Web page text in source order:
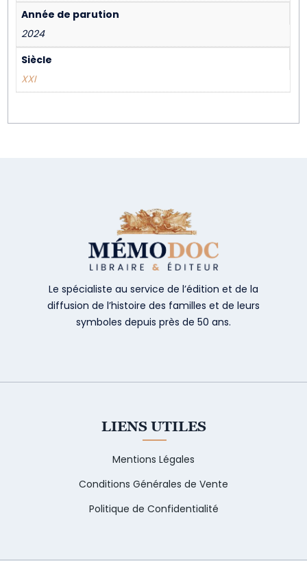
Année de parution
2024
Siècle
XXI
Le spécialiste au service de l’édition et de la
diffusion de l’histoire des familles et de leurs
symboles depuis près de 50 ans.
LIENS UTILES
Mentions Légales
Conditions Générales de Vente
Politique de Confidentialité